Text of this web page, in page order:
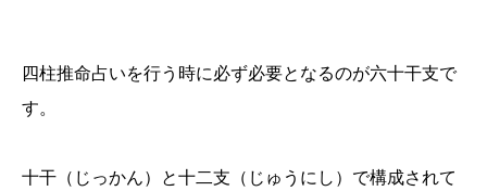
四柱推命占いを行う時に必ず必要となるのが六十干支で
す。
十干（じっかん）と十二支（じゅうにし）で構成されて